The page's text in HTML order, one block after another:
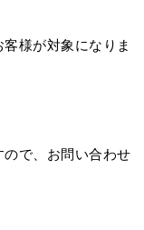
客様が対象になりま
で、お問い合わせ